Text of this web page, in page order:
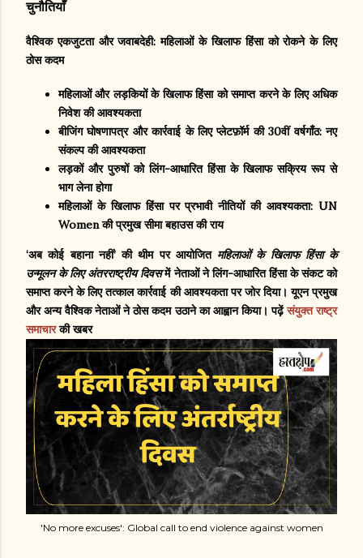
चुनौतियाँ
वैश्विक एकजुटता और जवाबदेही: महिलाओं के खिलाफ हिंसा को रोकने के लिए
ठोस कदम
महिलाओं और लड़कियों के खिलाफ हिंसा को समाप्त करने के लिए अधिक
निवेश की आवश्यकता
बीजिंग घोषणापत्र और कार्रवाई के लिए प्लेटफ़ॉर्म की 30वीं वर्षगाँठ: नए
संकल्प की आवश्यकता
लड़कों और पुरुषों को लिंग-आधारित हिंसा के खिलाफ सक्रिय रूप से
भाग लेना होगा
महिलाओं के खिलाफ हिंसा पर प्रभावी नीतियों की आवश्यकता: UN
Women की प्रमुख सीमा बहाउस की राय
‘अब कोई बहाना नहीं’ की थीम पर आयोजित महिलाओं के खिलाफ हिंसा के
उन्मूलन के लिए अंतरराष्ट्रीय दिवसमें नेताओं ने लिंग-आधारित हिंसा के संकट को
समाप्त करने के लिए तत्काल कार्रवाई की आवश्यकता पर जोर दिया। यूएन प्रमुख
और अन्य वैश्विक नेताओं ने ठोस कदम उठाने का आह्वान किया। पढ़ेंसंयुक्त राष्ट्र
समाचारकी खबर
'No more excuses': Global call to end violence against women